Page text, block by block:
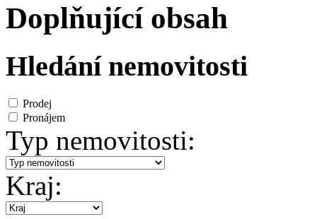
Doplňující obsah
Hledání nemovitosti
Prodej
Pronájem
Typ nemovitosti:
Kraj: